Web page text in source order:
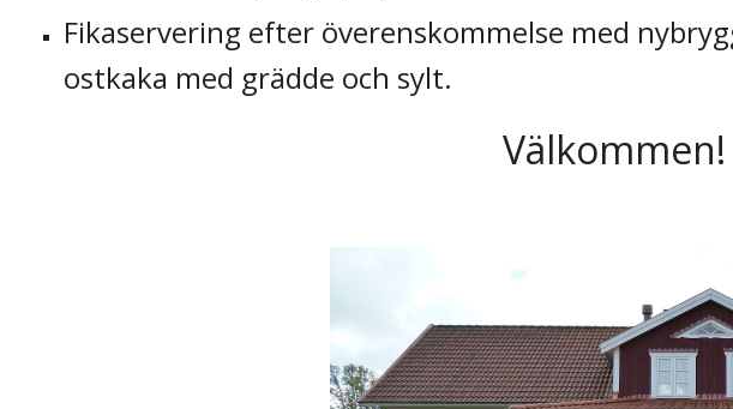
Fikaservering efter överenskommelse med
ostkaka med grädde och sylt.
Välkommen!